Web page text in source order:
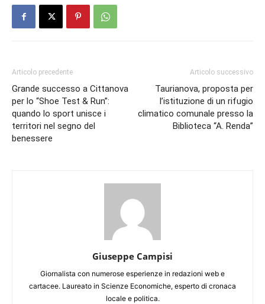
Articolo precedente
Grande successo a Cittanova
per lo “Shoe Test & Run”:
quando lo sport unisce i
territori nel segno del
benessere
Articolo successivo
Taurianova, proposta per
l’istituzione di un rifugio
climatico comunale presso la
Biblioteca “A. Renda”
Giuseppe Campisi
Giornalista con numerose esperienze in redazioni web e
cartacee. Laureato in Scienze Economiche, esperto di cronaca
locale e politica.